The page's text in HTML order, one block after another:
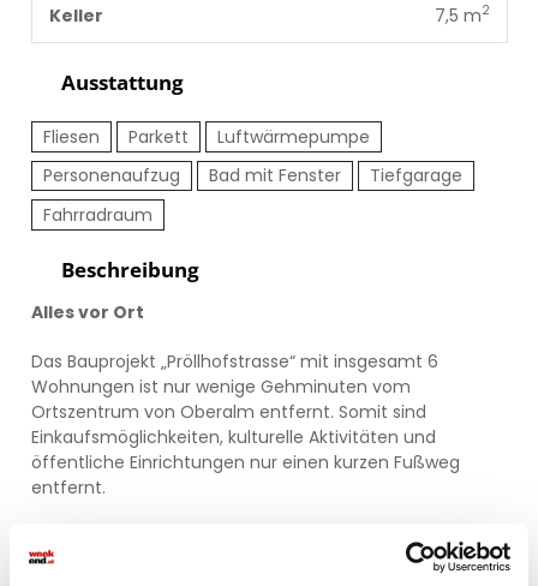
Beschreibung
Alles vor Ort
Das Bauprojekt „Pröllhofstrasse“ mit insgesamt 6
Wohnungen ist nur wenige Gehminuten vom
Ortszentrum von Oberalm entfernt. Somit sind
Einkaufsmöglichkeiten, kulturelle Aktivitäten und
öffentliche Einrichtungen nur einen kurzen Fußweg
entfernt.
Keller 7,5 m2
Ausstattung
Fliesen Parkett
Luftwärmepumpe
Personenaufzug
Bad mit Fenster
Tiefgarage
Fahrradraum